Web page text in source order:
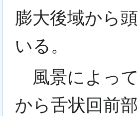
膨大後域から
いる。
風景によっ
から舌状回前